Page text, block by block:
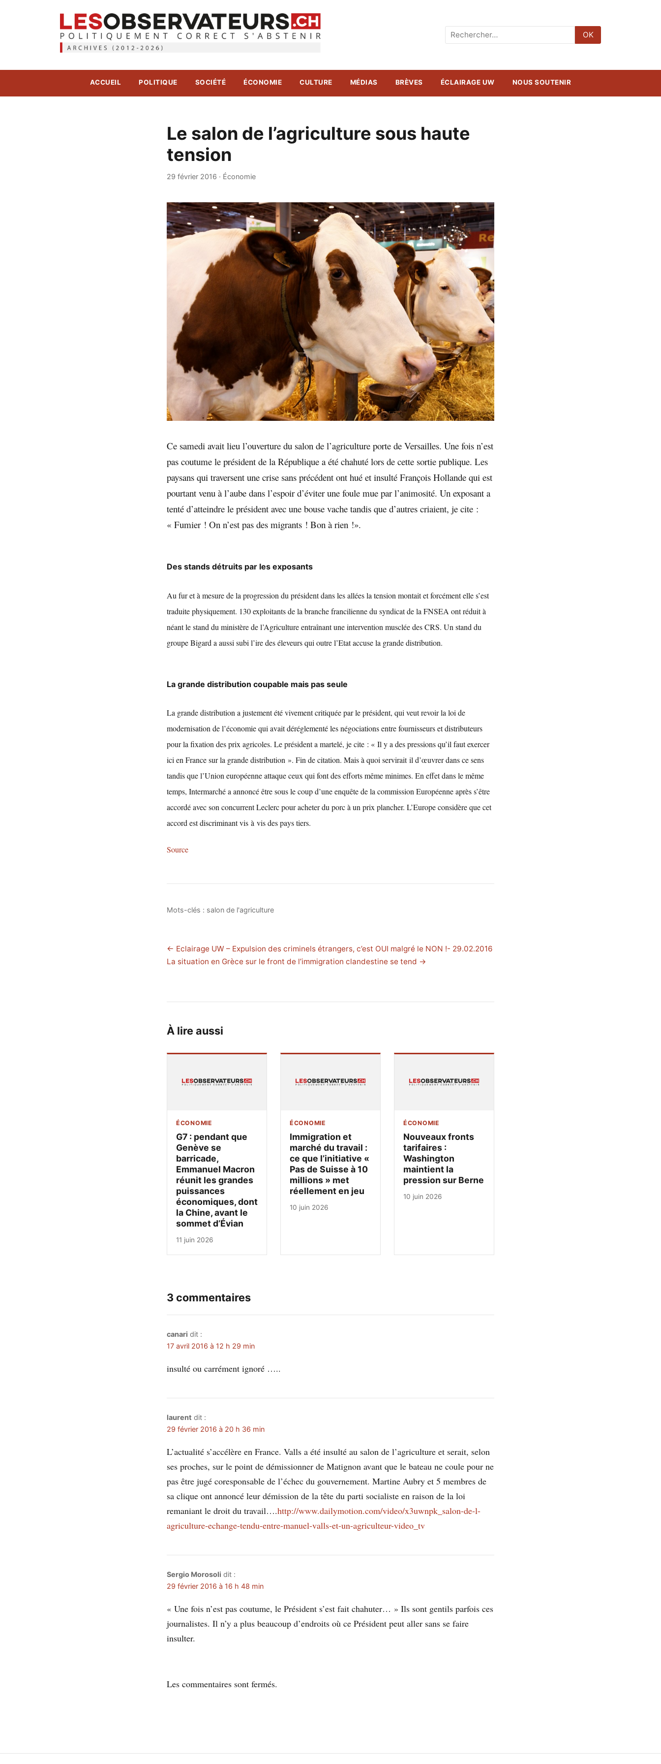
Rechercher
:
OK
ACCUEIL POLITIQUE SOCIÉTÉ ÉCONOMIE CULTURE MÉDIAS BRÈVES ÉCLAIRAGE UW NOUS SOUTENIR
Le salon de l’agriculture sous haute
tension
29 février 2016 · Économie
Ce samedi avait lieu l’ouverture du salon de l’agriculture porte de Versailles. Une fois n’est
pas coutume le président de la République a été chahuté lors de cette sortie publique. Les
paysans qui traversent une crise sans précédent ont hué et insulté François Hollande qui est
pourtant venu à l’aube dans l’espoir d’éviter une foule mue par l’animosité. Un exposant a
tenté d’atteindre le président avec une bouse vache tandis que d’autres criaient, je cite :
« Fumier ! On n’est pas des migrants ! Bon à rien !».
Des stands détruits par les exposants
Au fur et à mesure de la progression du président dans les allées la tension montait et forcément elle s’est
traduite physiquement. 130 exploitants de la branche francilienne du syndicat de la FNSEA ont réduit à
néant le stand du ministère de l’Agriculture entraînant une intervention musclée des CRS. Un stand du
groupe Bigard a aussi subi l’ire des éleveurs qui outre l’Etat accuse la grande distribution.
La grande distribution coupable mais pas seule
La grande distribution a justement été vivement critiquée par le président, qui veut revoir la loi de
modernisation de l’économie qui avait déréglementé les négociations entre fournisseurs et distributeurs
pour la fixation des prix agricoles. Le président a martelé, je cite : « Il y a des pressions qu’il faut exercer
ici en France sur la grande distribution ». Fin de citation. Mais à quoi servirait il d’œuvrer dans ce sens
tandis que l’Union européenne attaque ceux qui font des efforts même minimes. En effet dans le même
temps, Intermarché a annoncé être sous le coup d’une enquête de la commission Européenne après s’être
accordé avec son concurrent Leclerc pour acheter du porc à un prix plancher. L’Europe considère que cet
accord est discriminant vis à vis des pays tiers.
Source
Mots-clés : salon de l'agriculture
← Eclairage UW – Expulsion des criminels étrangers, c’est OUI malgré le NON !- 29.02.2016
La situation en Grèce sur le front de l’immigration clandestine se tend →
À lire aussi
ÉCONOMIE
G7 : pendant que
Genève se
barricade,
Emmanuel Macron
réunit les grandes
puissances
économiques, dont
la Chine, avant le
sommet d’Évian
11 juin 2026
ÉCONOMIE
Immigration et
marché du travail :
ce que l’initiative «
Pas de Suisse à 10
millions » met
réellement en jeu
10 juin 2026
ÉCONOMIE
Nouveaux fronts
tarifaires :
Washington
maintient la
pression sur Berne
10 juin 2026
3 commentaires
canari dit :
17 avril 2016 à 12 h 29 min
insulté ou carrément ignoré …..
laurent dit :
29 février 2016 à 20 h 36 min
L’actualité s’accélère en France. Valls a été insulté au salon de l’agriculture et serait, selon
ses proches, sur le point de démissionner de Matignon avant que le bateau ne coule pour ne
pas être jugé coresponsable de l’échec du gouvernement. Martine Aubry et 5 membres de
sa clique ont annoncé leur démission de la tête du parti socialiste en raison de la loi
remaniant le droit du travail….http://www.dailymotion.com/video/x3uwnpk_salon-de-l-
agriculture-echange-tendu-entre-manuel-valls-et-un-agriculteur-video_tv
Sergio Morosoli dit :
29 février 2016 à 16 h 48 min
« Une fois n’est pas coutume, le Président s’est fait chahuter… » Ils sont gentils parfois ces
journalistes. Il n’y a plus beaucoup d’endroits où ce Président peut aller sans se faire
insulter.
Les commentaires sont fermés.